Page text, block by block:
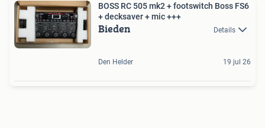
BOSS RC 505 mk2 + footswitch Boss FS6
+ decksaver + mic +++
Bieden Details
Den Helder 19 jul 26